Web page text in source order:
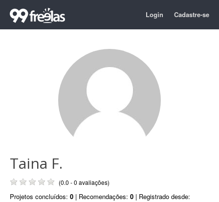
Login Cadastre-se
Taina F.
(0.0 - 0 avaliações)
Projetos concluídos: 0 | Recomendações: 0 | Registrado desde: